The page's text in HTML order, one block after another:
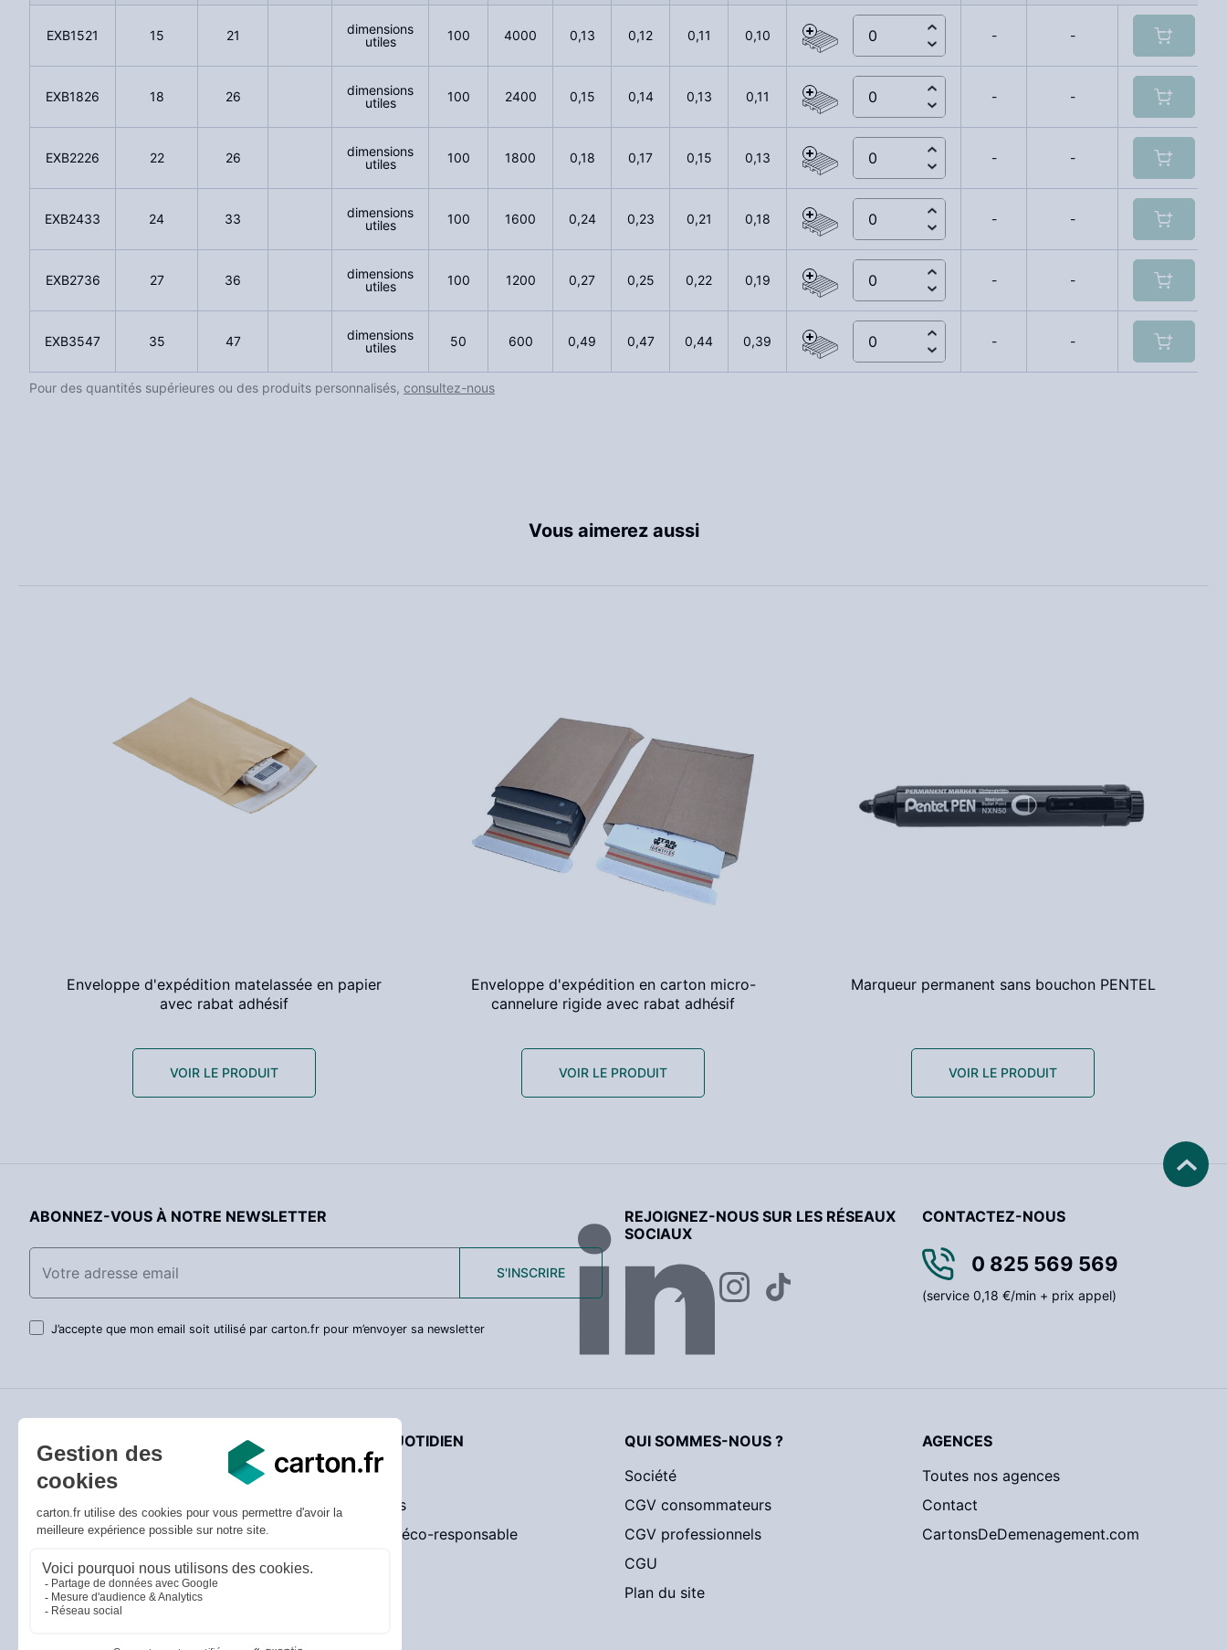
EXB1521 15 21
dimensions
utiles
100 4000 0,13 0,12 0,11 0,10 - -
EXB1826 18 26
dimensions
utiles
100 2400 0,15 0,14 0,13 0,11 - -
EXB2226 22 26
dimensions
utiles
100 1800 0,18 0,17 0,15 0,13 - -
EXB2433 24 33
dimensions
utiles
100 1600 0,24 0,23 0,21 0,18 - -
EXB2736 27 36
dimensions
utiles
100 1200 0,27 0,25 0,22 0,19 - -
EXB3547 35 47
dimensions
utiles
50 600 0,49 0,47 0,44 0,39 - -
Pour des quantités supérieures ou des produits personnalisés, consultez-nous
Vous aimerez aussi
Enveloppe d'expédition matelassée en papier
avec rabat adhésif
VOIR LE PRODUIT
Enveloppe d'expédition en carton micro-
cannelure rigide avec rabat adhésif
VOIR LE PRODUIT
Marqueur permanent sans bouchon PENTEL
VOIR LE PRODUIT
ABONNEZ-VOUS À NOTRE NEWSLETTER
S'INSCRIRE
J’accepte que mon email soit utilisé par carton.fr pour m’envoyer sa newsletter
REJOIGNEZ-NOUS SUR LES RÉSEAUX
SOCIAUX
CONTACTEZ-NOUS
0 825 569 569
(service 0,18 €/min + prix appel)
SERVICE CLIENT
Livraison
Prix bas garantis
Conseils utiles
Guide de choix des cartons
Guide de choix des adhésifs
NOTRE QUOTIDIEN
Actualités
Promotions
Entreprise éco-responsable
QUI SOMMES-NOUS ?
Société
CGV consommateurs
CGV professionnels
CGU
Plan du site
AGENCES
Toutes nos agences
Contact
CartonsDeDemenagement.com